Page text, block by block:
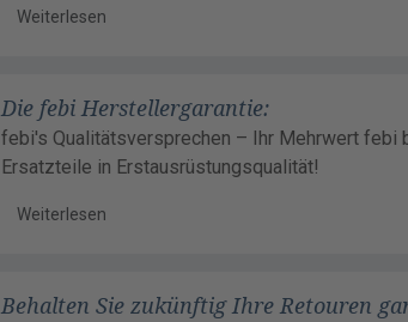
Weiterlesen
Die febi Herstellergarantie:
febi's Qualitätsversprechen – Ihr Mehrwert febi
Ersatzteile in Erstausrüstungsqualität!
Weiterlesen
Behalten Sie zukünftig Ihre Retouren